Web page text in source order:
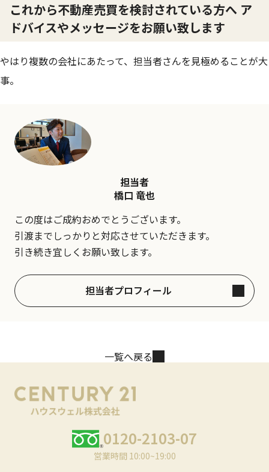
これから不動産売買を検討されている方へ ア
ドバイスやメッセージをお願い致します
やはり複数の会社にあたって、担当者さんを見極めることが大
事。
担当者
橋口 竜也
この度はご成約おめでとうございます。
引渡までしっかりと対応させていただきます。
引き続き宜しくお願い致します。
担当者プロフィール
一覧へ戻る
0120-2103-07
営業時間 10:00~19:00